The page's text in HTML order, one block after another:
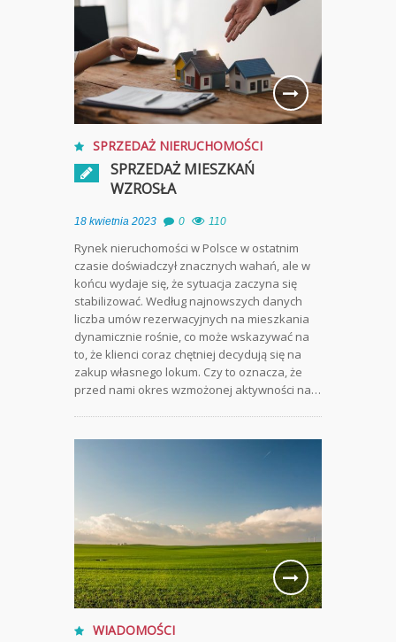
SPRZEDAŻ NIERUCHOMOŚCI
SPRZEDAŻ MIESZKAŃ
WZROSŁA
18 kwietnia 2023 0 110
Rynek nieruchomości w Polsce w ostatnim
czasie doświadczył znacznych wahań, ale w
końcu wydaje się, że sytuacja zaczyna się
stabilizować. Według najnowszych danych
liczba umów rezerwacyjnych na mieszkania
dynamicznie rośnie, co może wskazywać na
to, że klienci coraz chętniej decydują się na
zakup własnego lokum. Czy to oznacza, że
przed nami okres wzmożonej aktywności na…
WIADOMOŚCI